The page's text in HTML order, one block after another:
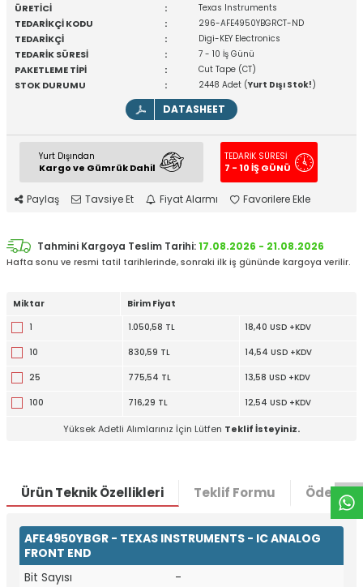
ÜRETİCİ : Texas Instruments
TEDARİKÇİ KODU : 296-AFE4950YBGRCT-ND
TEDARİKÇİ : Digi-KEY Electronics
TEDARİK SÜRESİ : 7 - 10 İş Günü
PAKETLEME TİPİ : Cut Tape (CT)
STOK DURUMU : 2448 Adet (Yurt Dışı Stok!)
DATASHEET
Yurt Dışından
Kargo ve Gümrük Dahil
TEDARİK SÜRESİ
7 - 10 İŞ GÜNÜ
Paylaş Tavsiye Et Fiyat Alarmı Favorilere Ekle
Tahmini Kargoya Teslim Tarihi:17.08.2026 - 21.08.2026
Hafta sonu ve resmi tatil tarihlerinde, sonraki ilk iş gününde kargoya verilir.
Miktar
Birim Fiyat
1
1.050,58 TL 18,40 USD +KDV
10 830,59 TL 14,54 USD +KDV
25 775,54 TL 13,58 USD +KDV
100 716,29 TL 12,54 USD +KDV
Yüksek Adetli Alımlarınız İçin Lütfen Teklif İsteyiniz.
Ürün Teknik Özellikleri Teklif Formu Ödeme
AFE4950YBGR - TEXAS INSTRUMENTS - IC ANALOG
FRONT END
Bit Sayısı
-